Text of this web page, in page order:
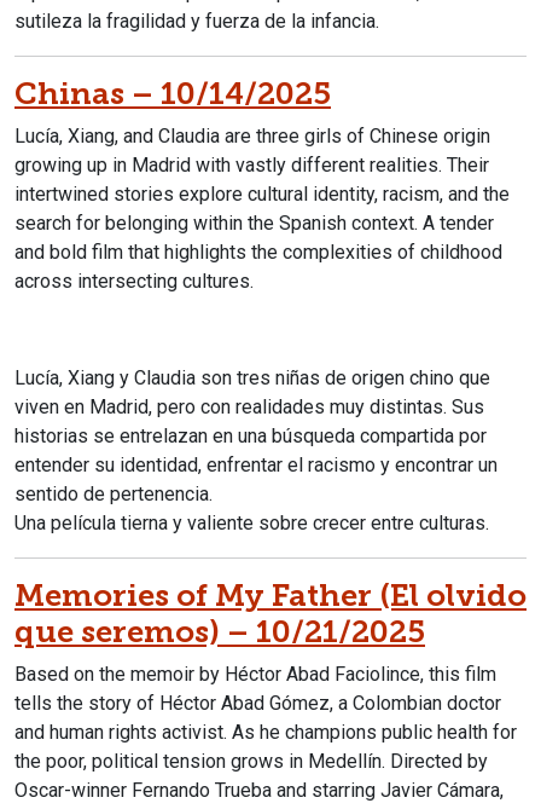
sutileza la fragilidad y fuerza de la infancia.
Chinas – 10/14/2025
Lucía, Xiang, and Claudia are three girls of Chinese origin
growing up in Madrid with vastly different realities. Their
intertwined stories explore cultural identity, racism, and the
search for belonging within the Spanish context. A tender
and bold film that highlights the complexities of childhood
across intersecting cultures.
Lucía, Xiang y Claudia son tres niñas de origen chino que
viven en Madrid, pero con realidades muy distintas. Sus
historias se entrelazan en una búsqueda compartida por
entender su identidad, enfrentar el racismo y encontrar un
sentido de pertenencia.
Una película tierna y valiente sobre crecer entre culturas.
Memories of My Father (El olvido
que seremos) – 10/21/2025
Based on the memoir by Héctor Abad Faciolince, this film
tells the story of Héctor Abad Gómez, a Colombian doctor
and human rights activist. As he champions public health for
the poor, political tension grows in Medellín. Directed by
Oscar-winner Fernando Trueba and starring Javier Cámara,